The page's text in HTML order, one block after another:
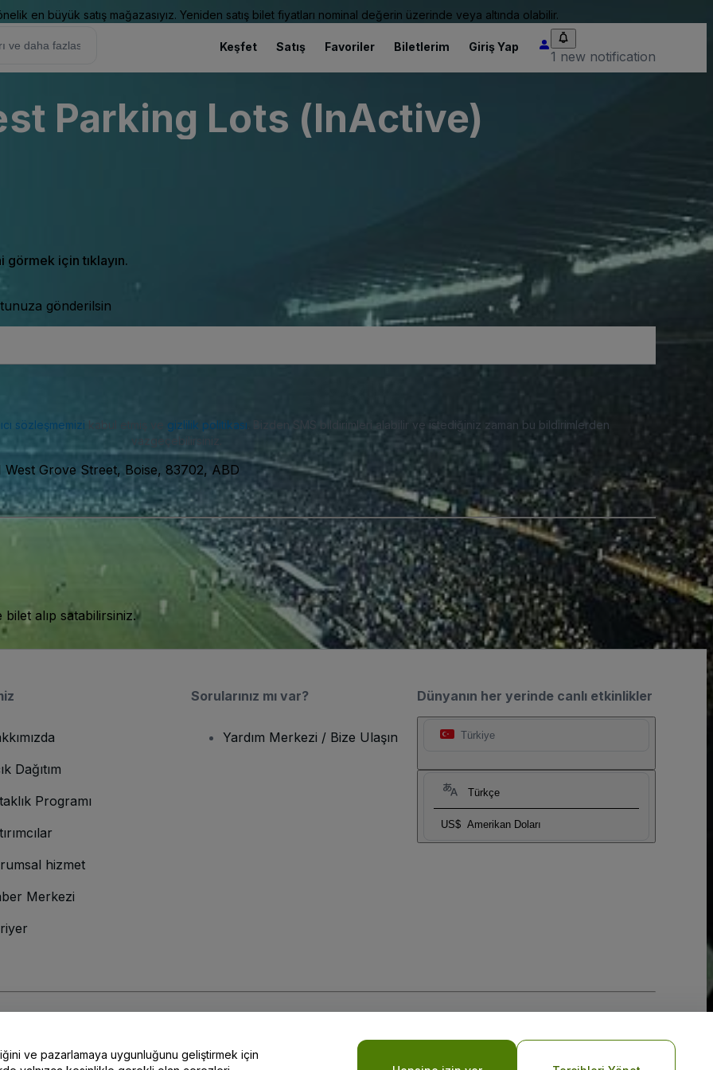
en büyük satış mağazasıyız. Yeniden satış bilet fiyatları nominal değerin üzerinde veya altında olabilir.
Keşfet Satış Favoriler Biletlerim Giriş Yap
1 new notification
Parking Lots (InActive)
için tıklayın.
gönderilsin
sözleşmemizi gizlilik politikası . Bizden SMS bildirimleri alabilir ve istediğiniz zaman bu bildirimlerden
vazgeçebilirsiniz.
West Grove Street, Boise, 83702, ABD
alıp satabilirsiniz.
Dünyanın her yerinde canlı etkinlikler
Türkiye
Türkçe
US$ Amerikan Doları
Dağıtım
Programı
hizmet
Merkezi
Sorularınız mı var?
Yardım Merkezi / Bize Ulaşın
ve pazarlamaya uygunluğunu geliştirmek için